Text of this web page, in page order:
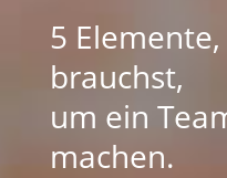
5
brauchst,
um ein
machen.